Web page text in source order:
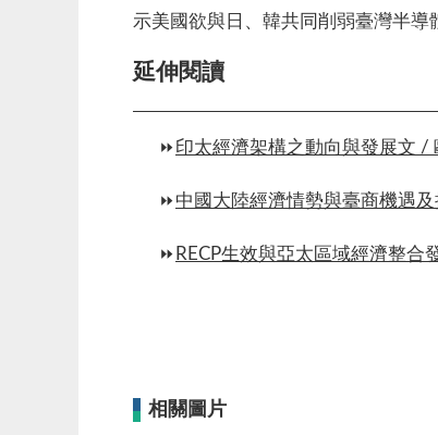
示美國欲與日、韓共同削弱臺灣半導
延伸閱讀
⏩ 印太經濟架構之動向與發展文 /
⏩中國大陸經濟情勢與臺商機遇
⏩ RECP生效與亞太區域經濟整
相關圖片